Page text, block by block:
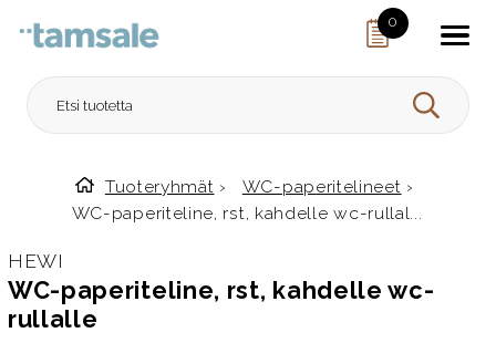
0
HAE
Etusivulle
Tuoteryhmät › WC-paperitelineet ›
WC-paperiteline, rst, kahdelle wc-rullal...
HEWI
WC-paperiteline, rst, kahdelle wc-
rullalle